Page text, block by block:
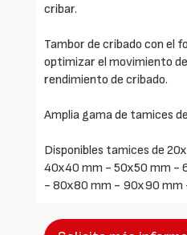
cribar.
Tambor de cribado con el
optimizar el movimiento
rendimiento de cribado.
Amplia gama de tamices
Disponibles tamices de
40x40 mm - 50x50 mm -
- 80x80 mm - 90x90 mm